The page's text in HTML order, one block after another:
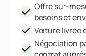
Offre sur-
besoins et
Voiture livrée
Négociation